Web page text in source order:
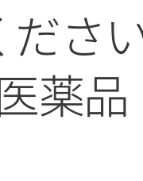
だ
薬品